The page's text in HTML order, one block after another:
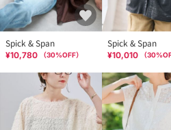
Spick & Span
¥10,780 （30%OFF）
Spick & Span
¥10,010 （30